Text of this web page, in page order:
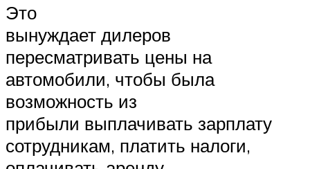
Это
вынуждает дилеров
пересматривать цены на
автомобили, чтобы была
возможность из
прибыли выплачивать зарплату
сотрудникам, платить налоги,